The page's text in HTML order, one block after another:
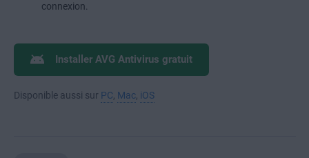
connexion.
Installer AVG Antivirus gratuit
Disponible aussi sur PC, Mac, iOS